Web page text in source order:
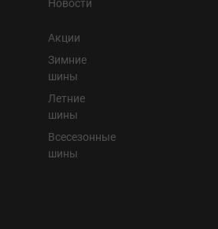
Новости
Акции
Зимние
шины
Летние
шины
Всесезонные
шины